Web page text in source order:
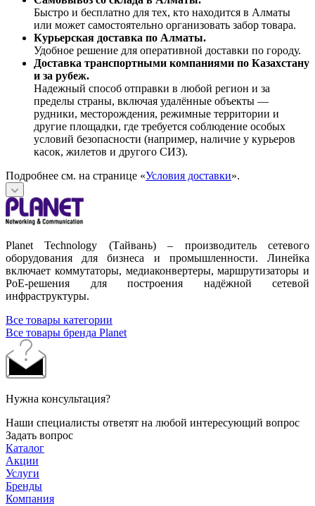
Быстро и бесплатно для тех, кто находится в Алматы
или может самостоятельно организовать забор товара.
Курьерская доставка по Алматы.
Удобное решение для оперативной доставки по городу.
Доставка транспортными компаниями по Казахстану
и за рубеж.
Надежный способ отправки в любой регион и за
пределы страны, включая удалённые объекты —
рудники, месторождения, режимные территории и
другие площадки, где требуется соблюдение особых
условий безопасности (например, наличие у курьеров
касок, жилетов и другого СИЗ).
Подробнее см. на странице «Условия доставки».
Planet Technology (Тайвань) – производитель сетевого
оборудования для бизнеса и промышленности. Линейка
включает коммутаторы, медиаконвертеры, маршрутизаторы и
PoE-решения для построения надёжной сетевой
инфраструктуры.
Все товары категории
Все товары бренда Planet
Нужна консультация?
Наши специалисты ответят на любой интересующий вопрос
Задать вопрос
Каталог
Акции
Услуги
Бренды
Компания